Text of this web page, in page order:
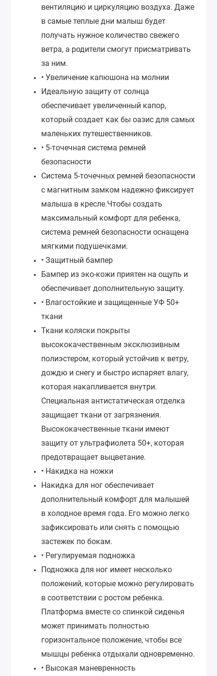
вентиляцию и циркуляцию воздуха. Даже
в самые теплые дни малыш будет
получать нужное количество свежего
ветра, а родители смогут присматривать
за ним.
• Увеличение капюшона на молнии
Идеальную защиту от солнца
обеспечивает увеличенный капор,
который создает как бы оазис для самых
маленьких путешественников.
• 5-точечная система ремней
безопасности
Система 5-точечных ремней безопасности
с магнитным замком надежно фиксирует
малыша в кресле.Чтобы создать
максимальный комфорт для ребенка,
система ремней безопасности оснащена
мягкими подушечками.
• Защитный бампер
Бампер из эко-кожи приятен на ощупь и
обеспечивает дополнительную защиту.
• Влагостойкие и защищенные УФ 50+
ткани
Ткани коляски покрыты
высококачественным эксклюзивным
полиэстером, который устойчив к ветру,
дождю и снегу и быстро испаряет влагу,
которая накапливается внутри.
Специальная антистатическая отделка
защищает ткани от загрязнения.
Высококачественные ткани имеют
защиту от ультрафиолета 50+, которая
предотвращает выцветание.
• Накидка на ножки
Накидка для ног обеспечивает
дополнительный комфорт для малышей
в холодное время года. Его можно легко
зафиксировать или снять с помощью
застежек по бокам.
• Регулируемая подножка
Подножка для ног имеет несколько
положений, которые можно регулировать
в соответствии с ростом ребенка.
Платформа вместе со спинкой сиденья
может принимать полностью
горизонтальное положение, чтобы все
мышцы ребенка отдыхали одновременно.
• Высокая маневренность